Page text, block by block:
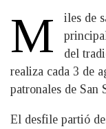
M
iles de
del
realiza cada 3 de
patronales de San
El desfile partió